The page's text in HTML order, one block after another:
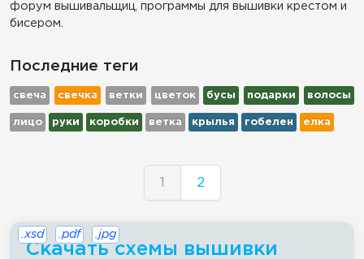
форум вышивальщиц, программы для вышивки крестом и
бисером.
Последние теги
свеча свечка ветки цветок бусы подарки волосы
лицо руки коробки ветка крылья гобелен елка
1 2
Скачать схемы вышивки
.xsd .pdf .jpg